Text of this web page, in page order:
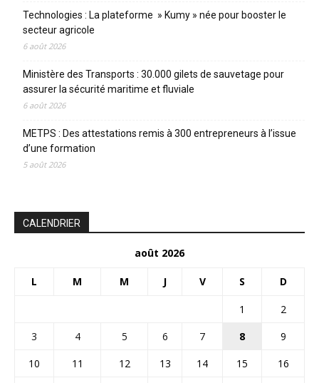
Technologies : La plateforme » Kumy » née pour booster le
secteur agricole
6 août 2026
Ministère des Transports : 30.000 gilets de sauvetage pour
assurer la sécurité maritime et fluviale
6 août 2026
METPS : Des attestations remis à 300 entrepreneurs à l’issue
d’une formation
5 août 2026
CALENDRIER
août 2026
L M M J V S D
1
2
3
4 5 6 7 8
9
10
11 12 13 14 15
16